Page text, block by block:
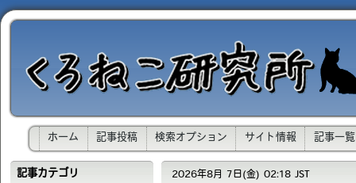
ホーム 記事投稿 検索オプション サイト情報 記事一覧
記事カテゴリ 2026年8月 7日(金) 02:18 JST